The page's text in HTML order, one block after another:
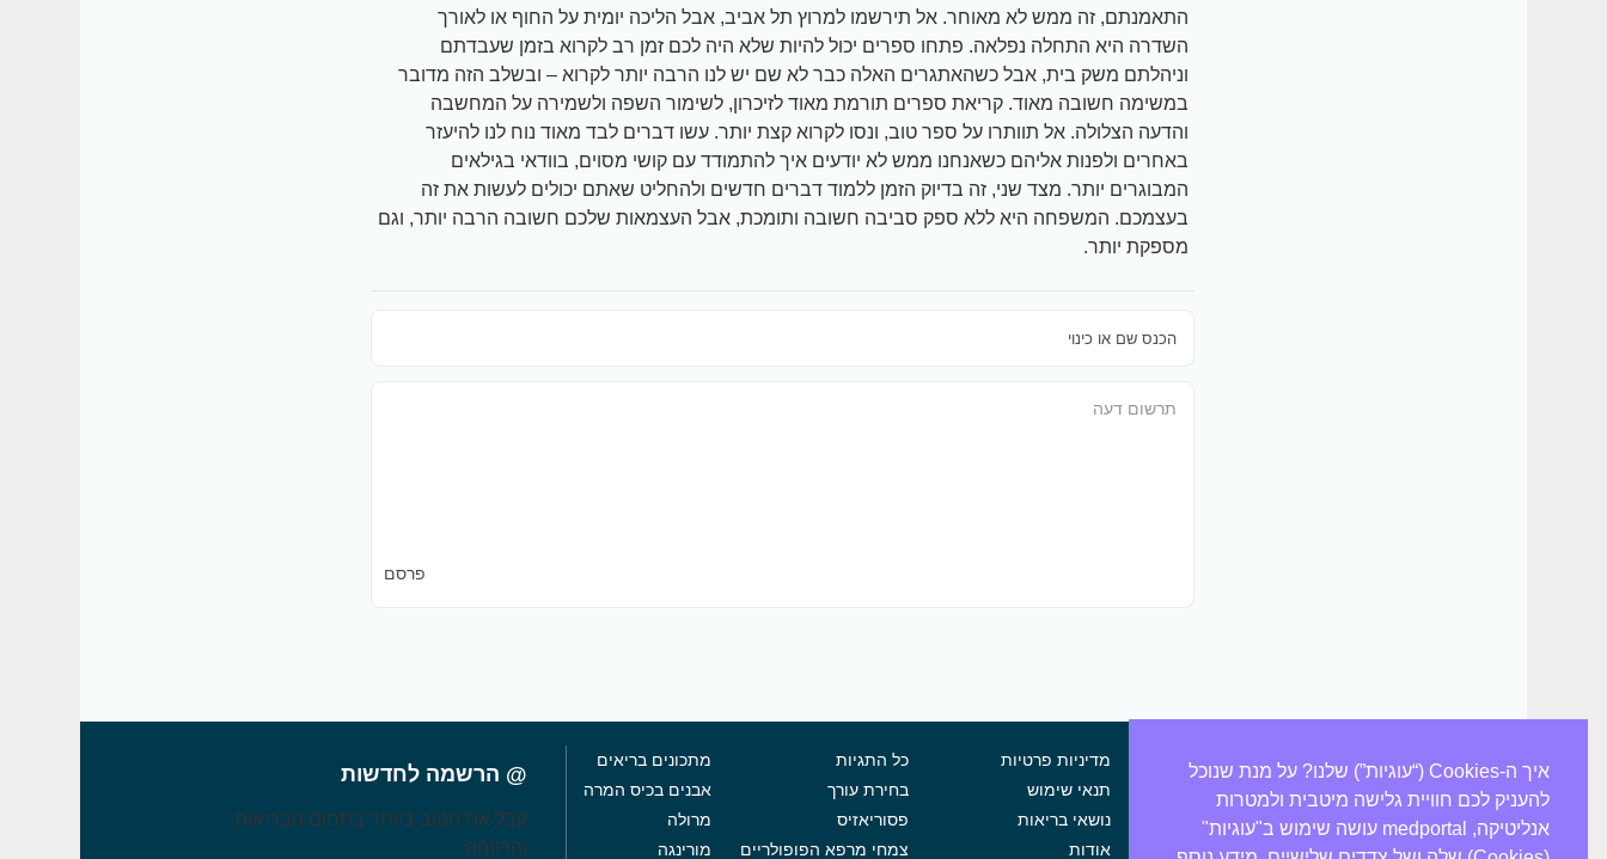
התאמנתם, זה ממש לא מאוחר. אל תירשמו למרוץ תל אביב, אבל הליכה יומית על החוף או לאורך
השדרה היא התחלה נפלאה. פתחו ספרים יכול להיות שלא היה לכם זמן רב לקרוא בזמן שעבדתם
וניהלתם משק בית, אבל כשהאתגרים האלה כבר לא שם יש לנו הרבה יותר לקרוא – ובשלב הזה מדובר
במשימה חשובה מאוד. קריאת ספרים תורמת מאוד לזיכרון, לשימור השפה ולשמירה על המחשבה
והדעה הצלולה. אל תוותרו על ספר טוב, ונסו לקרוא קצת יותר. עשו דברים לבד מאוד נוח לנו להיעזר
באחרים ולפנות אליהם כשאנחנו ממש לא יודעים איך להתמודד עם קושי מסוים, בוודאי בגילאים
המבוגרים יותר. מצד שני, זה בדיוק הזמן ללמוד דברים חדשים ולהחליט שאתם יכולים לעשות את זה
בעצמכם. המשפחה היא ללא ספק סביבה חשובה ותומכת, אבל העצמאות שלכם חשובה הרבה יותר, וגם
מספקת יותר.
פרסם
אין לראות במידע המוצג באתר
משום מידע רפואי ו/או המלצה
מדיניות פרטיות
תנאי שימוש
נושאי בריאות
אודות
כל התגיות
בחירת עורך
פסוריאזיס
צמחי מרפא הפופולריים
מתכונים בריאים
אבנים בכיס המרה
מרולה
מורינגה
@ הרשמה לחדשות
קבל את הטוב ביותר בתחום הבריאות
והרווחה
איך ה-Cookies (“עוגיות”) שלנו? על מנת שנוכל
להעניק לכם חוויית גלישה מיטבית ולמטרות
אנליטיקה, medportal עושה שימוש ב"עוגיות"